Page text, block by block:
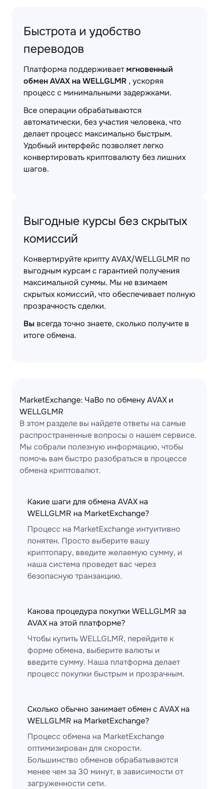
Быстрота и удобство
переводов
Платформа поддерживаетмгновенный
обмен AVAX на WELLGLMR , ускоряя
процесс с минимальными задержками.
Все операции обрабатываются
автоматически, без участия человека, что
делает процесс максимально быстрым.
Удобный интерфейс позволяет легко
конвертировать криптовалюту без лишних
шагов.
Выгодные курсы без скрытых
комиссий
Конвертируйте крипту AVAX/WELLGLMR по
выгодным курсам с гарантией получения
максимальной суммы. Мы не взимаем
скрытых комиссий, что обеспечивает полную
прозрачность сделки.
Вы всегда точно знаете, сколько получите в
итоге обмена.
MarketExchange: ЧаВо по обмену AVAX и
WELLGLMR
В этом разделе вы найдете ответы на самые
распространенные вопросы о нашем сервисе.
Мы собрали полезную информацию, чтобы
помочь вам быстро разобраться в процессе
обмена криптовалют.
Какие шаги для обмена AVAX на
WELLGLMR на MarketExchange?
Процесс на MarketExchange интуитивно
понятен. Просто выберите вашу
криптопару, введите желаемую сумму, и
наша система проведет вас через
безопасную транзакцию.
Какова процедура покупки WELLGLMR за
AVAX на этой платформе?
Чтобы купить WELLGLMR, перейдите к
форме обмена, выберите валюты и
введите сумму. Наша платформа делает
процесс покупки быстрым и прозрачным.
Сколько обычно занимает обмен с AVAX на
WELLGLMR на MarketExchange?
Процесс обмена на MarketExchange
оптимизирован для скорости.
Большинство обменов обрабатываются
менее чем за 30 минут, в зависимости от
загруженности сети.